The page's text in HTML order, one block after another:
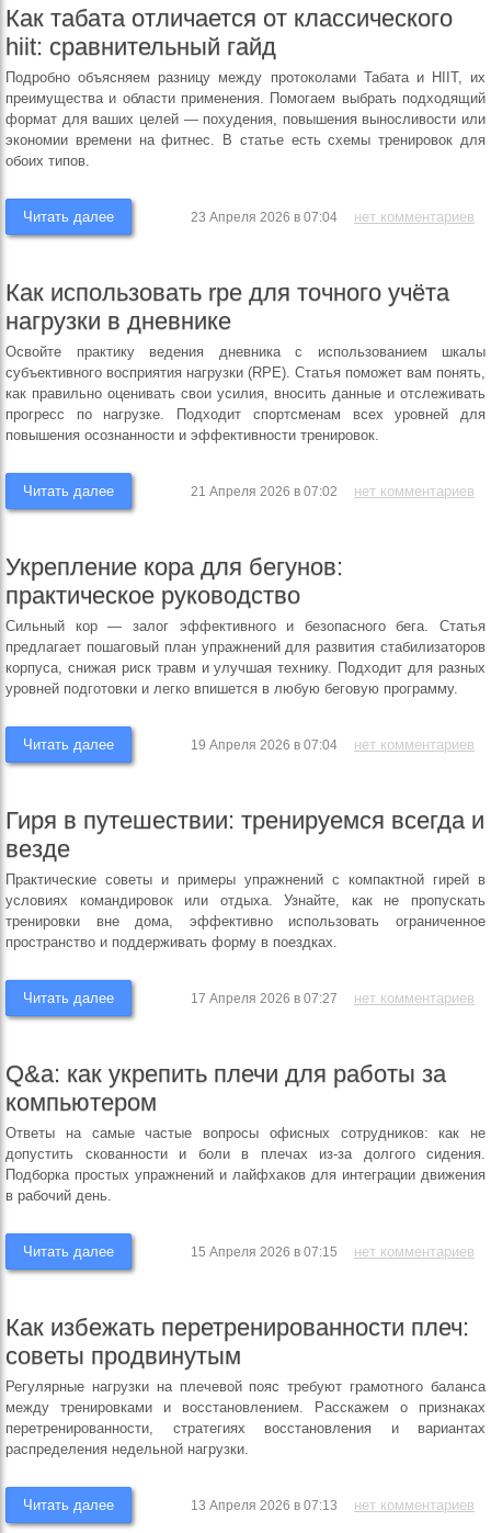
Как табата отличается от классического
hiit: сравнительный гайд
Подробно объясняем разницу между протоколами Табата и HIIT, их
преимущества и области применения. Помогаем выбрать подходящий
формат для ваших целей — похудения, повышения выносливости или
экономии времени на фитнес. В статье есть схемы тренировок для
обоих типов.
Читать далее 23 Апреля 2026 в 07:04 нет комментариев
Как использовать rpe для точного учёта
нагрузки в дневнике
Освойте практику ведения дневника с использованием шкалы
субъективного восприятия нагрузки (RPE). Статья поможет вам понять,
как правильно оценивать свои усилия, вносить данные и отслеживать
прогресс по нагрузке. Подходит спортсменам всех уровней для
повышения осознанности и эффективности тренировок.
Читать далее 21 Апреля 2026 в 07:02 нет комментариев
Укрепление кора для бегунов:
практическое руководство
Сильный кор — залог эффективного и безопасного бега. Статья
предлагает пошаговый план упражнений для развития стабилизаторов
корпуса, снижая риск травм и улучшая технику. Подходит для разных
уровней подготовки и легко впишется в любую беговую программу.
Читать далее 19 Апреля 2026 в 07:04 нет комментариев
Гиря в путешествии: тренируемся всегда и
везде
Практические советы и примеры упражнений с компактной гирей в
условиях командировок или отдыха. Узнайте, как не пропускать
тренировки вне дома, эффективно использовать ограниченное
пространство и поддерживать форму в поездках.
Читать далее 17 Апреля 2026 в 07:27 нет комментариев
Q&a: как укрепить плечи для работы за
компьютером
Ответы на самые частые вопросы офисных сотрудников: как не
допустить скованности и боли в плечах из-за долгого сидения.
Подборка простых упражнений и лайфхаков для интеграции движения
в рабочий день.
Читать далее 15 Апреля 2026 в 07:15 нет комментариев
Как избежать перетренированности плеч:
советы продвинутым
Регулярные нагрузки на плечевой пояс требуют грамотного баланса
между тренировками и восстановлением. Расскажем о признаках
перетренированности, стратегиях восстановления и вариантах
распределения недельной нагрузки.
Читать далее 13 Апреля 2026 в 07:13 нет комментариев